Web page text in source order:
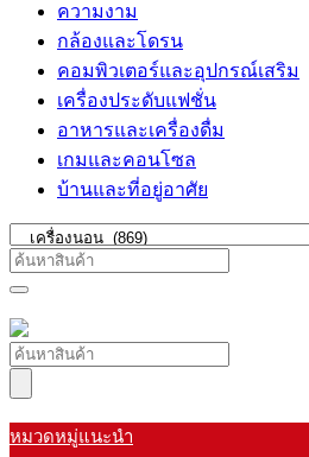
ความงาม
กล้องและโดรน
คอมพิวเตอร์และอุปกรณ์เสริม
เครื่องประดับแฟชั่น
อาหารและเครื่องดื่ม
เกมและคอนโซล
บ้านและที่อยู่อาศัย
หมวดหมู่แนะนำ